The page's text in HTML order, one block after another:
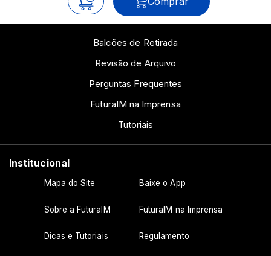
Balcões de Retirada
Revisão de Arquivo
Perguntas Frequentes
FuturaIM na Imprensa
Tutoriais
Institucional
Mapa do Site Baixe o App
Sobre a FuturaIM FuturaIM na Imprensa
Dicas e Tutoriais Regulamento